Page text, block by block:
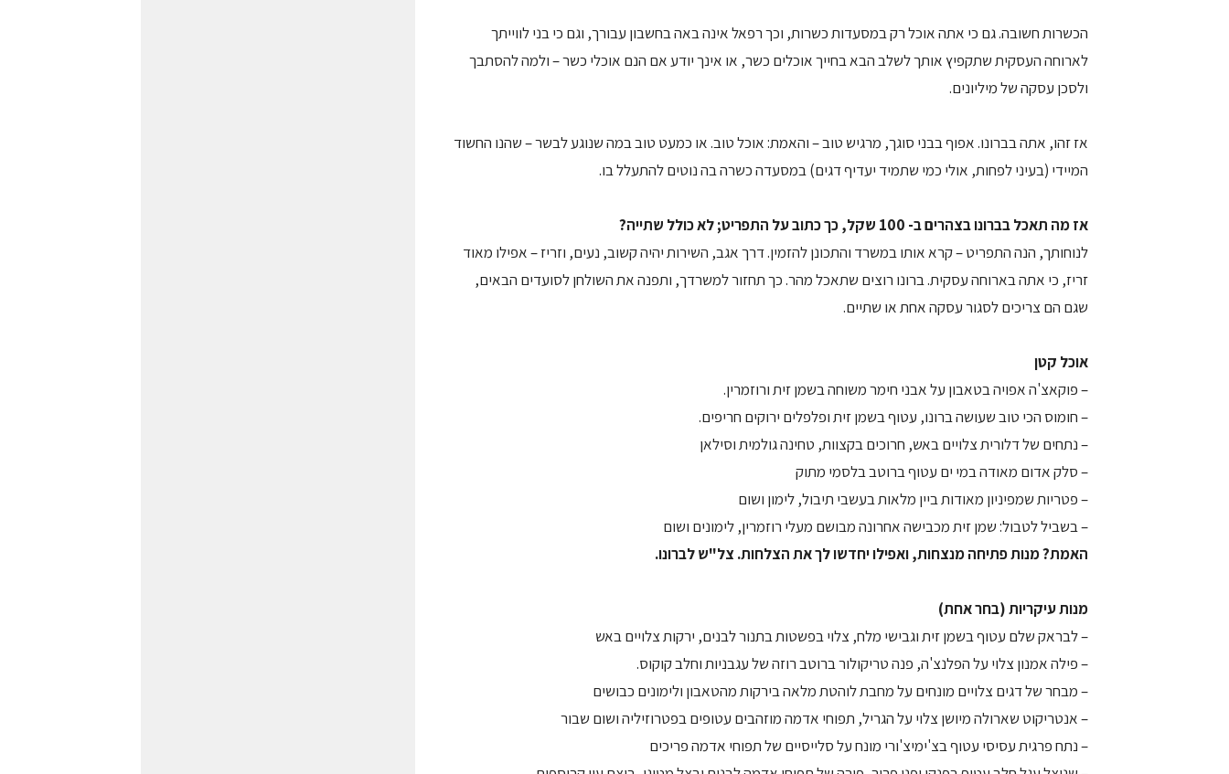
הכשרות חשובה. גם כי אתה אוכל רק במסעדות כשרות, וכך רפאל אינה באה בחשבון עבורך, וגם כי בני לווייתך
לארוחה העסקית שתקפיץ אותך לשלב הבא בחייך אוכלים כשר, או אינך יודע אם הנם אוכלי כשר – ולמה להסתבך
ולסכן עסקה של מיליונים.
אז זהו, אתה בברונו. אפוף בבני סוגך, מרגיש טוב – והאמת: אוכל טוב. או כמעט טוב במה שנוגע לבשר – שהנו החשוד
המיידי (בעיני לפחות, אולי כמי שתמיד יעדיף דגים) במסעדה כשרה בה נוטים להתעלל בו.
אז מה תאכל בברונו בצהרים ב- 100 שקל, כך כתוב על התפריט; לא כולל שתייה?
לנוחותך, הנה התפריט – קרא אותו במשרד והתכונן להזמין. דרך אגב, השירות יהיה קשוב, נעים, וזריז – אפילו מאוד
זריז, כי אתה בארוחה עסקית. ברונו רוצים שתאכל מהר. כך תחזור למשרדך, ותפנה את השולחן לסועדים הבאים,
שגם הם צריכים לסגור עסקה אחת או שתיים.
אוכל קטן
– פוקאצ'ה אפויה בטאבון על אבני חימר משוחה בשמן זית ורוזמרין.
– חומוס הכי טוב שעושה ברונו, עטוף בשמן זית ופלפלים ירוקים חריפים.
– נתחים של דלורית צלויים באש, חרוכים בקצוות, טחינה גולמית וסילאן
– סלק אדום מאודה במי ים עטוף ברוטב בלסמי מתוק
– פטריות שמפיניון מאודות ביין מלאות בעשבי תיבול, לימון ושום
– בשביל לטבול: שמן זית מכבישה אחרונה מבושם מעלי רוזמרין, לימונים ושום
האמת? מנות פתיחה מנצחות, ואפילו יחדשו לך את הצלחות. צל"ש לברונו.
מנות עיקריות (בחר אחת)
– לבראק שלם עטוף בשמן זית וגבישי מלח, צלוי בפשטות בתנור לבנים, ירקות צלויים באש
– פילה אמנון צלוי על הפלנצ'ה, פנה טריקולור ברוטב רוזה של עגבניות וחלב קוקוס.
– מבחר של דגים צלויים מונחים על מחבת לוהטת מלאה בירקות מהטאבון ולימונים כבושים
– אנטריקוט שארולה מיושן צלוי על הגריל, תפוחי אדמה מוזהבים עטופים בפטרוזיליה ושום שבור
– נתח פרגית עסיסי עטוף בצ'ימיצ'ורי מונח על סלייסיים של תפוחי אדמה פריכים